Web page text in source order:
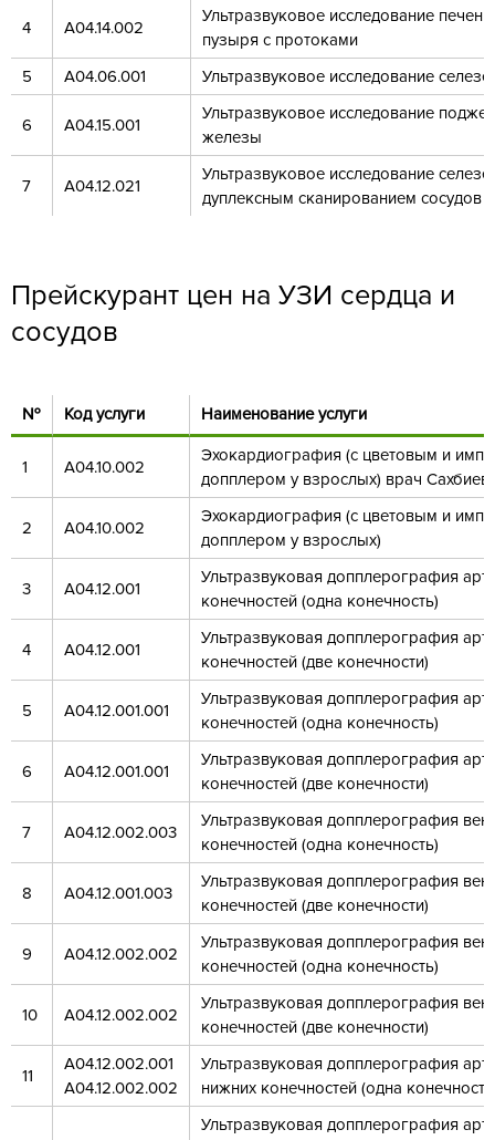
4 А04.14.002
Ультразвуковое исследование
пузыря с протоками
5
А04.06.001 Ультразвуковое исследование
6 А04.15.001
Ультразвуковое исследование
железы
7 А04.12.021
Ультразвуковое исследование
дуплексным сканированием сосудов
Прейскурант цен на УЗИ сердца и
сосудов
№ Код услуги Наименование услуги
1 А04.10.002
Эхокардиография (с цветовым и
допплером у взрослых) врач Сахбиев
2 А04.10.002
Эхокардиография (с цветовым и
допплером у взрослых)
3 А04.12.001
Ультразвуковая допплерография
конечностей (одна конечность)
4 А04.12.001
Ультразвуковая допплерография
конечностей (две конечности)
5 А04.12.001.001
Ультразвуковая допплерография
конечностей (одна конечность)
6 А04.12.001.001
Ультразвуковая допплерография
конечностей (две конечности)
7 А04.12.002.003
Ультразвуковая допплерография вен
конечностей (одна конечность)
8 А04.12.001.003
Ультразвуковая допплерография вен
конечностей (две конечности)
9 А04.12.002.002
Ультразвуковая допплерография вен
конечностей (одна конечность)
10 А04.12.002.002
Ультразвуковая допплерография вен
конечностей (две конечности)
11
А04.12.002.001
А04.12.002.002
Ультразвуковая допплерография
нижних конечностей (одна
Ультразвуковая допплерография